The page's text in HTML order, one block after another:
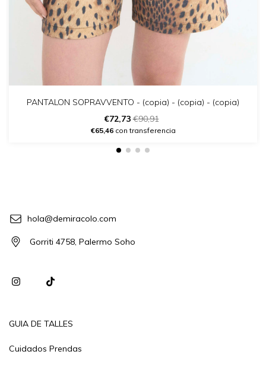
PANTALON SOPRAVVENTO - (copia) - (copia) - (copia)
€72,73€90,91
€65,46con transferencia
hola@demiracolo.com
Gorriti 4758, Palermo Soho
GUIA DE TALLES
Cuidados Prendas